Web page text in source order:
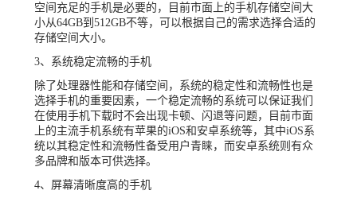
空间充足的手机是必要的，目前市面上的手机存储空间大
小从64GB到512GB不等，可以根据自己的需求选择合适的
存储空间大小。
3、系统稳定流畅的手机
除了处理器性能和存储空间，系统的稳定性和流畅性也是
选择手机的重要因素，一个稳定流畅的系统可以保证我们
在使用手机下载时不会出现卡顿、闪退等问题，目前市面
上的主流手机系统有苹果的iOS和安卓系统等，其中iOS系
统以其稳定性和流畅性备受用户青睐，而安卓系统则有众
多品牌和版本可供选择。
4、屏幕清晰度高的手机